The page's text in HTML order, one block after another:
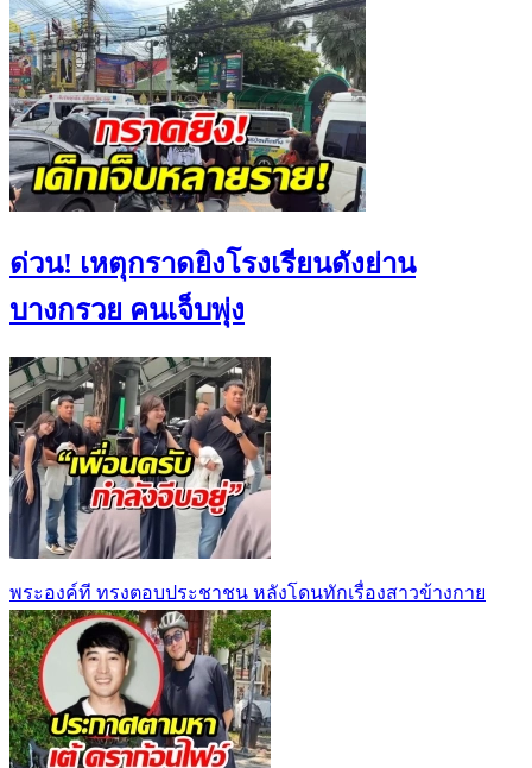
ด่วน! เหตุกราดยิงโรงเรียนดังย่าน
บางกรวย คนเจ็บพุ่ง
พระองค์ที ทรงตอบประชาชน หลังโดนทักเรื่องสาวข้างกาย